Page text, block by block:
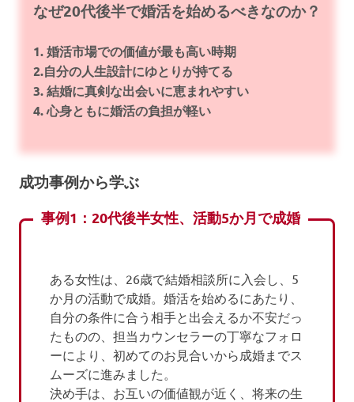
なぜ20代後半で婚活を始めるべきなのか？
1. 婚活市場での価値が最も高い時期
2.自分の人生設計にゆとりが持てる
3. 結婚に真剣な出会いに恵まれやすい
4. 心身ともに婚活の負担が軽い
成功事例から学ぶ
事例1：20代後半女性、活動5か月で成婚
ある女性は、26歳で結婚相談所に入会し、5
か月の活動で成婚。婚活を始めるにあたり、
自分の条件に合う相手と出会えるか不安だっ
たものの、担当カウンセラーの丁寧なフォロ
ーにより、初めてのお見合いから成婚までス
ムーズに進みました。
決め手は、お互いの価値観が近く、将来の生